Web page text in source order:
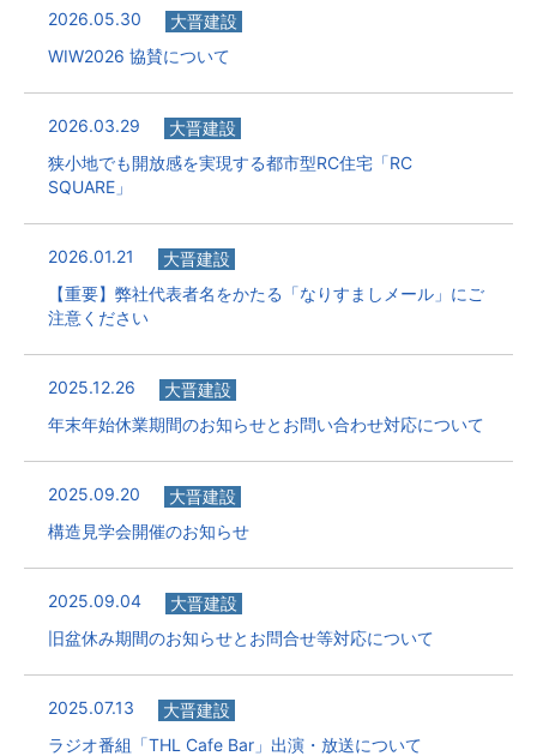
2026.05.30
大晋建設
WIW2026 協賛について
2026.03.29
大晋建設
狭小地でも開放感を実現する都市型RC住宅「RC
SQUARE」
2026.01.21
大晋建設
【重要】弊社代表者名をかたる「なりすましメール」にご
注意ください
2025.12.26
大晋建設
年末年始休業期間のお知らせとお問い合わせ対応について
2025.09.20
大晋建設
構造見学会開催のお知らせ
2025.09.04
大晋建設
旧盆休み期間のお知らせとお問合せ等対応について
2025.07.13
大晋建設
ラジオ番組「THL Cafe Bar」出演・放送について